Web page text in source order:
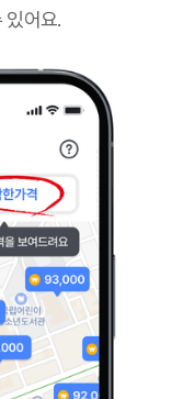
있어요.